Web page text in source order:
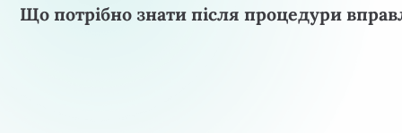
Що потрібно знати після процедури